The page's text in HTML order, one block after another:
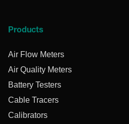
Products
Air Flow Meters
Air Quality Meters
Battery Testers
Cable Tracers
Calibrators